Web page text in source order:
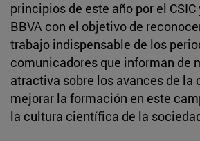
principios de este año por el
BBVA con el objetivo de
trabajo indispensable de los
comunicadores que informan de
atractiva sobre los avances de la
mejorar la formación en este
la cultura científica de la